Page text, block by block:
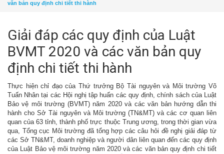
văn bản quy định chi tiết thi hành
Giải đáp các quy định của Luật
BVMT 2020 và các văn bản quy
định chi tiết thi hành
Thực hiện chỉ đạo của Thứ trưởng Bộ Tài nguyên và Môi trường Võ
Tuấn Nhân tại các Hội nghị tập huấn các quy định, chính sách của Luật
Bảo vệ môi trường (BVMT) năm 2020 và các văn bản hướng dẫn thi
hành cho Sở Tài nguyên và Môi trường (TN&MT) và các cơ quan liên
quan của 63 tỉnh, thành phố trực thuộc Trung ương, trong thời gian vừa
qua, Tổng cục Môi trường đã tổng hợp các câu hỏi đề nghị giải đáp từ
các Sở TN&MT, doanh nghiệp và người dân liên quan đến các quy định
của Luật Bảo vệ môi trường năm 2020 và các văn bản quy định chi tiết